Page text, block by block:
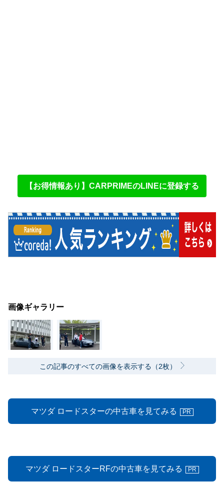
【お得情報あり】CARPRIMEのLINEに登録する
画像ギャラリー
この記事のすべての画像を表示する（2枚）
マツダ ロードスターの中古車を見てみる PR
マツダ ロードスターRFの中古車を見てみる PR